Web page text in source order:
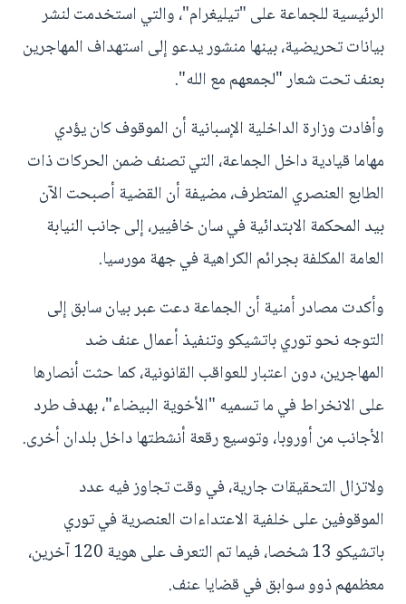
الرئيسية للجماعة على "تيليغرام"، والتي استخدمت لنشر
بيانات تحريضية، بينها منشور يدعو إلى استهداف المهاجرين
بعنف تحت شعار "لجمعهم مع الله".
وأفادت وزارة الداخلية الإسبانية أن الموقوف كان يؤدي
مهاما قيادية داخل الجماعة، التي تصنف ضمن الحركات ذات
الطابع العنصري المتطرف، مضيفة أن القضية أصبحت الآن
بيد المحكمة الابتدائية في سان خافيير، إلى جانب النيابة
العامة المكلفة بجرائم الكراهية في جهة مورسيا.
وأكدت مصادر أمنية أن الجماعة دعت عبر بيان سابق إلى
التوجه نحو توري باتشيكو وتنفيذ أعمال عنف ضد
المهاجرين، دون اعتبار للعواقب القانونية، كما حثت أنصارها
على الانخراط في ما تسميه "الأخوية البيضاء"، بهدف طرد
الأجانب من أوروبا، وتوسيع رقعة أنشطتها داخل بلدان أخرى.
ولاتزال التحقيقات جارية، في وقت تجاوز فيه عدد
الموقوفين على خلفية الاعتداءات العنصرية في توري
باتشيكو 13 شخصا، فيما تم التعرف على هوية 120 آخرين،
معظمهم ذوو سوابق في قضايا عنف.